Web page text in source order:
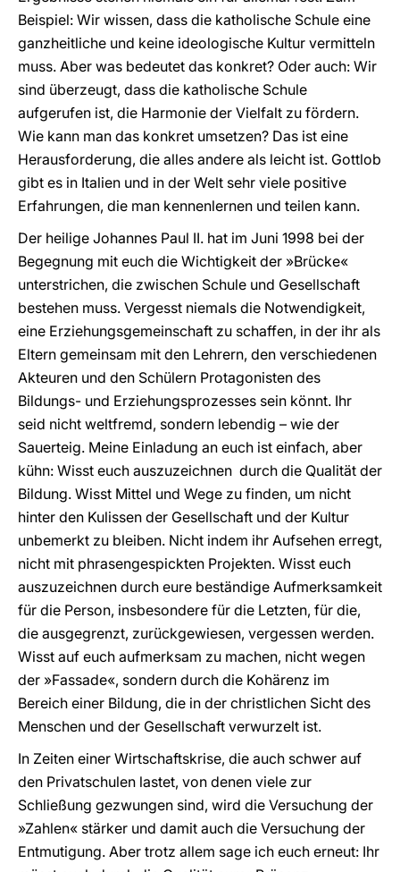
Beispiel: Wir wissen, dass die katholische Schule eine
ganzheitliche und keine ideologische Kultur vermitteln
muss. Aber was bedeutet das konkret? Oder auch: Wir
sind überzeugt, dass die katholische Schule
aufgerufen ist, die Harmonie der Vielfalt zu fördern.
Wie kann man das konkret umsetzen? Das ist eine
Herausforderung, die alles andere als leicht ist. Gottlob
gibt es in Italien und in der Welt sehr viele positive
Erfahrungen, die man kennenlernen und teilen kann.
Der heilige Johannes Paul II. hat im Juni 1998 bei der
Begegnung mit euch die Wichtigkeit der »Brücke«
unterstrichen, die zwischen Schule und Gesellschaft
bestehen muss. Vergesst niemals die Notwendigkeit,
eine Erziehungsgemeinschaft zu schaffen, in der ihr als
Eltern gemeinsam mit den Lehrern, den verschiedenen
Akteuren und den Schülern Protagonisten des
Bildungs- und Erziehungsprozesses sein könnt. Ihr
seid nicht weltfremd, sondern lebendig – wie der
Sauerteig. Meine Einladung an euch ist einfach, aber
kühn: Wisst euch auszuzeichnen durch die Qualität der
Bildung. Wisst Mittel und Wege zu finden, um nicht
hinter den Kulissen der Gesellschaft und der Kultur
unbemerkt zu bleiben. Nicht indem ihr Aufsehen erregt,
nicht mit phrasengespickten Projekten. Wisst euch
auszuzeichnen durch eure beständige Aufmerksamkeit
für die Person, insbesondere für die Letzten, für die,
die ausgegrenzt, zurückgewiesen, vergessen werden.
Wisst auf euch aufmerksam zu machen, nicht wegen
der »Fassade«, sondern durch die Kohärenz im
Bereich einer Bildung, die in der christlichen Sicht des
Menschen und der Gesellschaft verwurzelt ist.
In Zeiten einer Wirtschaftskrise, die auch schwer auf
den Privatschulen lastet, von denen viele zur
Schließung gezwungen sind, wird die Versuchung der
»Zahlen« stärker und damit auch die Versuchung der
Entmutigung. Aber trotz allem sage ich euch erneut: Ihr